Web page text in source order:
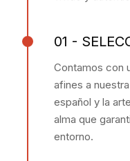
01 -
Contamos con
afines a
español y la
alma que
entorno.